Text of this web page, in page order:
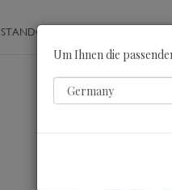
STANDORTE
Um Ihnen die